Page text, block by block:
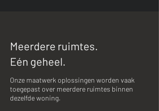
Meerdere ruimtes.
Eén geheel.
​Onze maatwerk oplossingen worden vaak
toegepast over meerdere ruimtes binnen
dezelfde woning.